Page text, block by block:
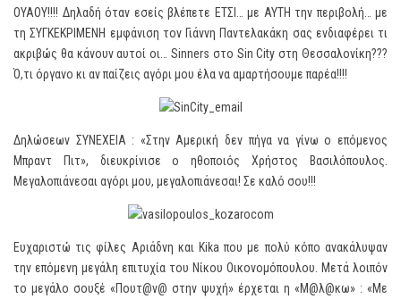
ΟΥΑΟΥ!!!! Δηλαδή όταν εσείς βλέπετε ΕΤΣΙ… με ΑΥΤΗ την περιβολή… με
τη ΣΥΓΚΕΚΡΙΜΕΝΗ εμφάνιση τον Γιάννη Παντελακάκη σας ενδιαφέρει τι
ακριβώς θα κάνουν αυτοί οι… Sinners στο Sin City στη Θεσσαλονίκη???
Ό,τι όργανο κι αν παίζεις αγόρι μου έλα να αμαρτήσουμε παρέα!!!!
Δηλώσεων ΣΥΝΕΧΕΙΑ : «Στην Αμερική δεν πήγα να γίνω ο επόμενος
Μπραντ Πιτ», διευκρίνισε ο ηθοποιός Χρήστος Βασιλόπουλος.
Μεγαλοπιάνεσαι αγόρι μου, μεγαλοπιάνεσαι! Σε καλό σου!!!
Ευχαριστώ τις φίλες Αριάδνη και Kika που με πολύ κόπο ανακάλυψαν
την επόμενη μεγάλη επιτυχία του Νίκου Οικονομόπουλου. Μετά λοιπόν
το μεγάλο σουξέ «Πουτ@ν@ στην ψυχή» έρχεται η «Μ@λ@κω» : «Με